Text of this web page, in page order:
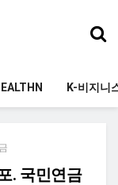
K-비지니
. 국민연금